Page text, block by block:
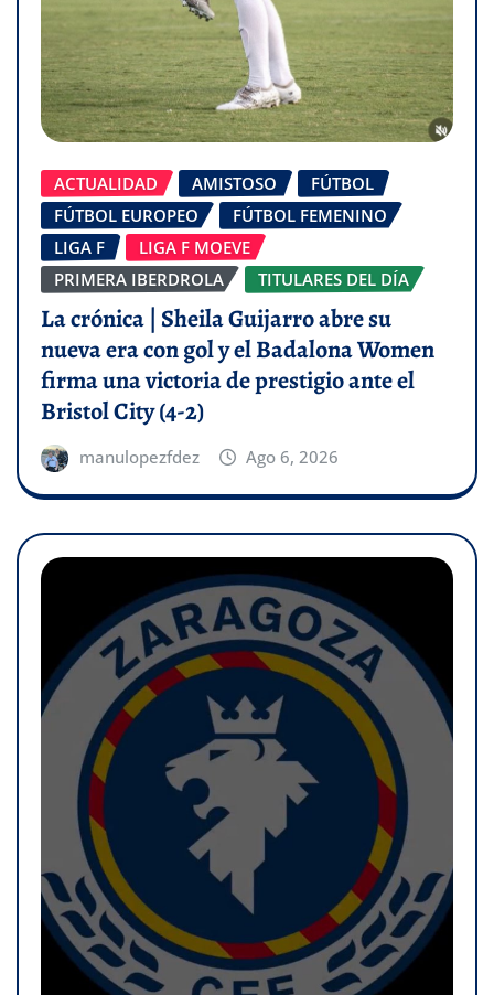
ACTUALIDAD AMISTOSO
FÚTBOL
FÚTBOL EUROPEO
FÚTBOL FEMENINO
LIGA F
LIGA F MOEVE
PRIMERA IBERDROLA
TITULARES DEL DÍA
La crónica | Sheila Guijarro abre su
nueva era con gol y el Badalona Women
firma una victoria de prestigio ante el
Bristol City (4-2)
manulopezfdez Ago 6, 2026